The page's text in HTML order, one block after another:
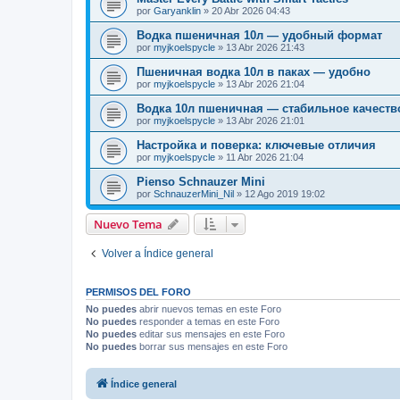
por Garyanklin » 20 Abr 2026 04:43
Водка пшеничная 10л — удобный формат
por myjkoelspycle » 13 Abr 2026 21:43
Пшеничная водка 10л в паках — удобно
por myjkoelspycle » 13 Abr 2026 21:04
Водка 10л пшеничная — стабильное
por myjkoelspycle » 13 Abr 2026 21:01
Настройка и поверка: ключевые отличия
por myjkoelspycle » 11 Abr 2026 21:04
Pienso Schnauzer Mini
por SchnauzerMini_Nil » 12 Ago 2019 19:02
Nuevo Tema
Volver a Índice general
PERMISOS DEL FORO
No puedes abrir nuevos temas en este Foro
No puedes responder a temas en este Foro
No puedes editar sus mensajes en este Foro
No puedes borrar sus mensajes en este Foro
Índice general